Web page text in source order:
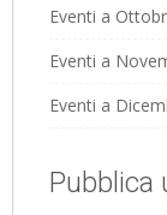
Eventi a
Eventi a
Eventi a
Pubblica